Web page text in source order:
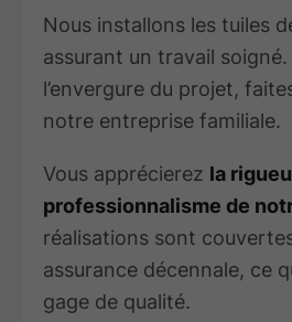
Nous installons les tuiles
assurant un travail
l’envergure du projet,
notre entreprise familiale.
Vous apprécierez la
professionnalisme de
réalisations sont
assurance décennale, ce
gage de qualité.